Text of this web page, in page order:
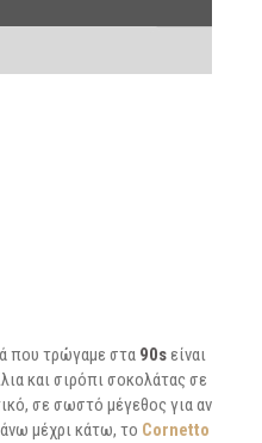
που τρώγαμε στα 90sείναι
και σιρόπι σοκολάτας σε
σε σωστό μέγεθος για αν
μέχρι κάτω, το Cornetto